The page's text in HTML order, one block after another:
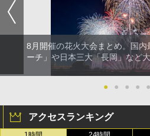
8月開催の花火大会まとめ。国
ーチ」や日本三大「長岡」など
● ● ● ● ●
アクセスランキング